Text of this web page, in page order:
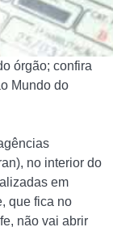
órgão; confira
Mundo do
no interior do
em
que fica no
não vai abrir